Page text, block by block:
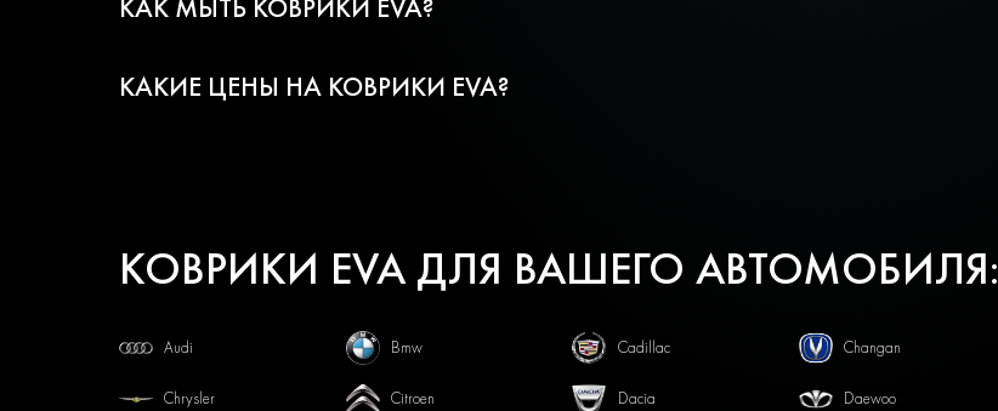
КАК МЫТЬ КОВРИКИ EVA?
КАКИЕ ЦЕНЫ НА КОВРИКИ EVA?
КОВРИКИ EVA ДЛЯ ВАШЕГО АВТОМОБИЛЯ:
Audi Bmw Cadillac Changan
Chrysler Citroen Dacia Daewoo